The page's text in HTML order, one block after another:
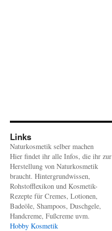
Links
Naturkosmetik selber machen
Hier findet ihr alle Infos, die ihr zur
Herstellung von Naturkosmetik
braucht. Hintergrundwissen,
Rohstofflexikon und Kosmetik-
Rezepte für Cremes, Lotionen,
Badeöle, Shampoos, Duschgele,
Handcreme, Fußcreme uvm.
Hobby Kosmetik